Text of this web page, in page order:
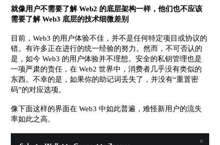
就像用户不需要了解 Web2 的底层架构一样，他们也不应该
需要了解 Web3 底层的技术细微差别
目前，Web3 的用户体验不佳，并不是任何特定项目或协议的
错。有许多正在进行的统一经验的努力。然而，不可否认的
是，如今 Web3 的用户体验并不理想。安全的私钥管理也是
一项严肃的责任，在 Web2 世界中，消费者几乎没有类似的
东西。不幸的是，如果你的助记词丢失了，并没有“重置密
码”的对应选项。
像下面这样的界面在 Web3 中如此普遍，难怪新用户的流失
率如此之高。